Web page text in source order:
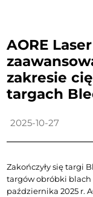
AORE
zakresie
targach
2025-10-27
Zakończyły się targi
targów obróbki blach
października 2025 r.